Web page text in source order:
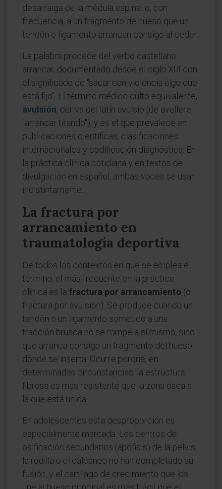
desarraiga de la médula espinal o, con
frecuencia, a un fragmento de hueso que un
tendón o ligamento arrancan consigo al ceder.
La palabra procede del verbo castellano
arrancar, documentado desde el siglo XIII con
el significado de "sacar con violencia algo que
está fijo". El término médico culto equivalente,
avulsión, deriva del latín avulsio (de avellere,
"arrancar tirando"), y es el que prevalece en
publicaciones científicas, clasificaciones
internacionales y codificación diagnóstica. En
la práctica clínica cotidiana y en textos de
divulgación en español, ambas voces se usan
indistintamente.
La fractura por
arrancamiento en
traumatología deportiva
De todos los contextos en que se emplea el
término, el más frecuente en la práctica
clínica es la fractura por arrancamiento (o
fractura por avulsión). Se produce cuando un
tendón o un ligamento sometido a una
tracción brusca no se rompe a sí mismo, sino
que arranca consigo un fragmento del hueso
donde se inserta. Ocurre porque, en
determinadas circunstancias, la estructura
fibrosa es más resistente que la zona ósea a
la que está unida.
En adolescentes esta desproporción es
especialmente marcada. Los centros de
osificación secundarios (apófisis) de la pelvis,
la rodilla o el calcáneo no han completado su
fusión, y el cartílago de crecimiento que los